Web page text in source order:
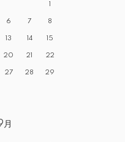
1
6 7 8
13 14 15
20 21 22
27 28 29